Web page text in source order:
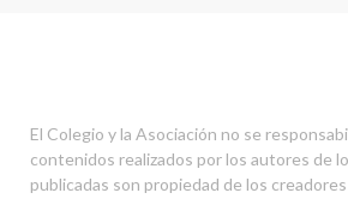
El Colegio y la Asociación no se
contenidos realizados por los autores de
publicadas son propiedad de los creadores